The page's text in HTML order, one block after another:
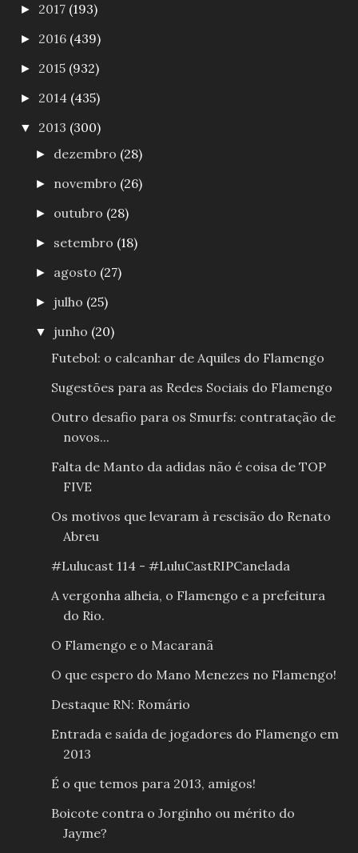
► 2017 (193)
► 2016 (439)
► 2015 (932)
► 2014 (435)
▼ 2013 (300)
► dezembro (28)
► novembro (26)
► outubro (28)
► setembro (18)
► agosto (27)
► julho (25)
▼ junho (20)
Futebol: o calcanhar de Aquiles do Flamengo
Sugestões para as Redes Sociais do Flamengo
Outro desafio para os Smurfs: contratação de
novos...
Falta de Manto da adidas não é coisa de TOP
FIVE
Os motivos que levaram à rescisão do Renato
Abreu
#Lulucast 114 - #LuluCastRIPCanelada
A vergonha alheia, o Flamengo e a prefeitura
do Rio.
O Flamengo e o Macaranã
O que espero do Mano Menezes no Flamengo!
Destaque RN: Romário
Entrada e saída de jogadores do Flamengo em
2013
É o que temos para 2013, amigos!
Boicote contra o Jorginho ou mérito do
Jayme?